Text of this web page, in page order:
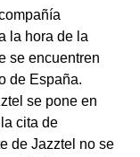
la hora de la
se encuentren
de España.
se pone en
cita de
de Jazztel no se